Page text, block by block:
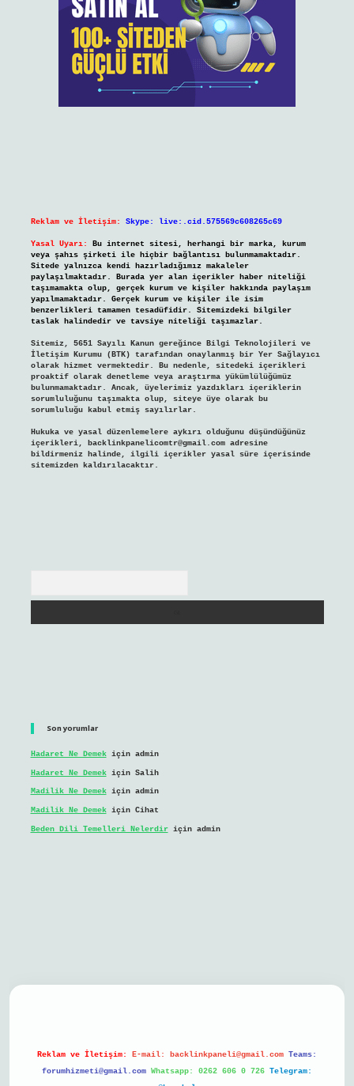
Reklam ve İletişim: Skype: live:.cid.575569c608265c69
Yasal Uyarı:
Bu internet sitesi, herhangi bir marka, kurum
veya şahıs şirketi ile hiçbir bağlantısı bulunmamaktadır.
Sitede yalnızca kendi hazırladığımız makaleler
paylaşılmaktadır. Burada yer alan içerikler haber niteliği
taşımamakta olup, gerçek kurum ve kişiler hakkında paylaşım
yapılmamaktadır. Gerçek kurum ve kişiler ile isim
benzerlikleri tamamen tesadüfidir. Sitemizdeki bilgiler
taslak halindedir ve tavsiye niteliği taşımazlar.
Sitemiz, 5651 Sayılı Kanun gereğince Bilgi Teknolojileri ve
İletişim Kurumu (BTK) tarafından onaylanmış bir Yer Sağlayıcı
olarak hizmet vermektedir. Bu nedenle, sitedeki içerikleri
proaktif olarak denetleme veya araştırma yükümlülüğümüz
bulunmamaktadır. Ancak, üyelerimiz yazdıkları içeriklerin
sorumluluğunu taşımakta olup, siteye üye olarak bu
sorumluluğu kabul etmiş sayılırlar.
Hukuka ve yasal düzenlemelere aykırı olduğunu düşündüğünüz
içerikleri, backlinkpanelicomtr@gmail.comadresine
bildirmeniz halinde, ilgili içerikler yasal süre içerisinde
sitemizden kaldırılacaktır.
Son yorumlar
Hadaret Ne Demekiçin admin
Hadaret Ne Demekiçin Salih
Madilik Ne Demekiçin admin
Madilik Ne Demekiçin Cihat
Beden Dili Temelleri Nelerdiriçin admin
Reklam ve İletişim: E-mail: backlinkpaneli@gmail.com Teams:
forumhizmeti@gmail.com Whatsapp: 0262 606 0 726 Telegram: